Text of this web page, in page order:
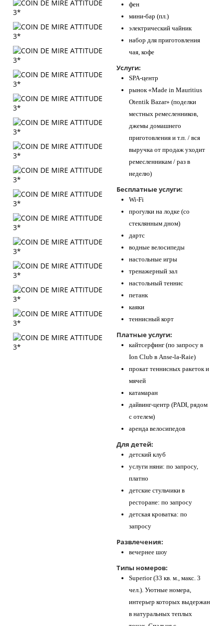
фен
мини-бар (пл.)
электрический чайник
набор для приготовления
чая, кофе
Услуги:
SPA-центр
рынок «Made in Mauritius
Otentik Bazar» (поделки
местных ремесленников,
джемы домашнего
приготовления и т.п. / вся
выручка от продаж уходит
ремесленникам / раз в
неделю)
Бесплатные услуги:
Wi-Fi
прогулки на лодке (со
стеклянным дном)
дартс
водные велосипеды
настольные игры
тренажерный зал
настольный теннис
петанк
каяки
теннисный корт
Платные услуги:
кайтсерфинг (по запросу в
Ion Club в Anse-la-Raie)
прокат теннисных ракеток и
мячей
катамаран
дайвинг-центр (PADI, рядом
с отелем)
аренда велосипедов
Для детей:
детский клуб
услуги няни: по запросу,
платно
детские стульчики в
ресторане: по запросу
детская кроватка: по
запросу
Развлечения:
вечернее шоу
Типы номеров:
Superior (33 кв. м., макс. 3
чел.). Уютные номера,
интерьер которых выдержан
в натуральных теплых